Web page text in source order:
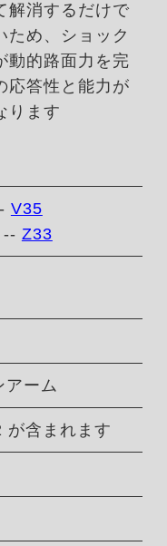
解消するだけで
ため、ショック
動的路面力を完
応答性と能力が
ります
V35
-- Z33
アーム
が含まれます